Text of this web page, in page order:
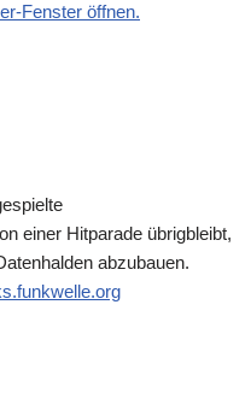
Fenster öffnen.
einer Hitparade übrigbleibt,
abzubauen.